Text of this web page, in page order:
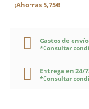
¡Ahorras 5,75€!
Gastos de
*Consultar
Entrega en 24/
*Consultar